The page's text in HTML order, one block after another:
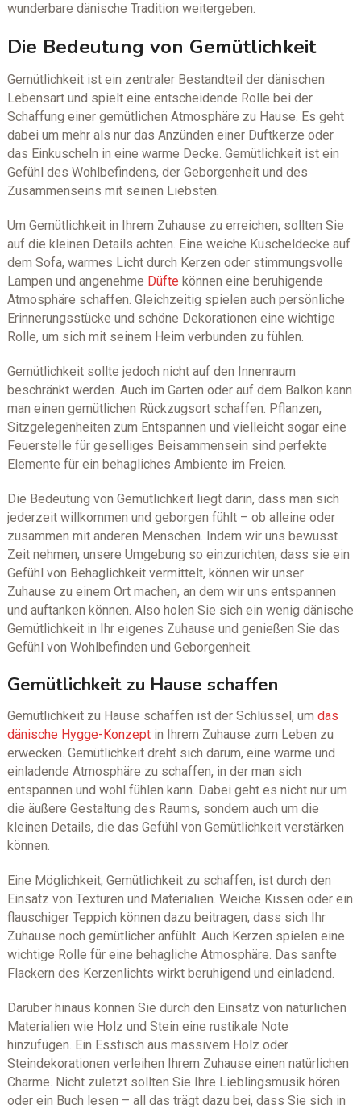
wunderbare dänische Tradition weitergeben.
Die Bedeutung von Gemütlichkeit
Gemütlichkeit ist ein zentraler Bestandteil der dänischen
Lebensart und spielt eine entscheidende Rolle bei der
Schaffung einer gemütlichen Atmosphäre zu Hause. Es geht
dabei um mehr als nur das Anzünden einer Duftkerze oder
das Einkuscheln in eine warme Decke. Gemütlichkeit ist ein
Gefühl des Wohlbefindens, der Geborgenheit und des
Zusammenseins mit seinen Liebsten.
Um Gemütlichkeit in Ihrem Zuhause zu erreichen, sollten Sie
auf die kleinen Details achten. Eine weiche Kuscheldecke auf
dem Sofa, warmes Licht durch Kerzen oder stimmungsvolle
Lampen und angenehme Düfte können eine beruhigende
Atmosphäre schaffen. Gleichzeitig spielen auch persönliche
Erinnerungsstücke und schöne Dekorationen eine wichtige
Rolle, um sich mit seinem Heim verbunden zu fühlen.
Gemütlichkeit sollte jedoch nicht auf den Innenraum
beschränkt werden. Auch im Garten oder auf dem Balkon kann
man einen gemütlichen Rückzugsort schaffen. Pflanzen,
Sitzgelegenheiten zum Entspannen und vielleicht sogar eine
Feuerstelle für geselliges Beisammensein sind perfekte
Elemente für ein behagliches Ambiente im Freien.
Die Bedeutung von Gemütlichkeit liegt darin, dass man sich
jederzeit willkommen und geborgen fühlt – ob alleine oder
zusammen mit anderen Menschen. Indem wir uns bewusst
Zeit nehmen, unsere Umgebung so einzurichten, dass sie ein
Gefühl von Behaglichkeit vermittelt, können wir unser
Zuhause zu einem Ort machen, an dem wir uns entspannen
und auftanken können. Also holen Sie sich ein wenig dänische
Gemütlichkeit in Ihr eigenes Zuhause und genießen Sie das
Gefühl von Wohlbefinden und Geborgenheit.
Gemütlichkeit zu Hause schaffen
Gemütlichkeit zu Hause schaffen ist der Schlüssel, um das
dänische Hygge-Konzeptin Ihrem Zuhause zum Leben zu
erwecken. Gemütlichkeit dreht sich darum, eine warme und
einladende Atmosphäre zu schaffen, in der man sich
entspannen und wohl fühlen kann. Dabei geht es nicht nur um
die äußere Gestaltung des Raums, sondern auch um die
kleinen Details, die das Gefühl von Gemütlichkeit verstärken
können.
Eine Möglichkeit, Gemütlichkeit zu schaffen, ist durch den
Einsatz von Texturen und Materialien. Weiche Kissen oder ein
flauschiger Teppich können dazu beitragen, dass sich Ihr
Zuhause noch gemütlicher anfühlt. Auch Kerzen spielen eine
wichtige Rolle für eine behagliche Atmosphäre. Das sanfte
Flackern des Kerzenlichts wirkt beruhigend und einladend.
Darüber hinaus können Sie durch den Einsatz von natürlichen
Materialien wie Holz und Stein eine rustikale Note
hinzufügen. Ein Esstisch aus massivem Holz oder
Steindekorationen verleihen Ihrem Zuhause einen natürlichen
Charme. Nicht zuletzt sollten Sie Ihre Lieblingsmusik hören
oder ein Buch lesen – all das trägt dazu bei, dass Sie sich in